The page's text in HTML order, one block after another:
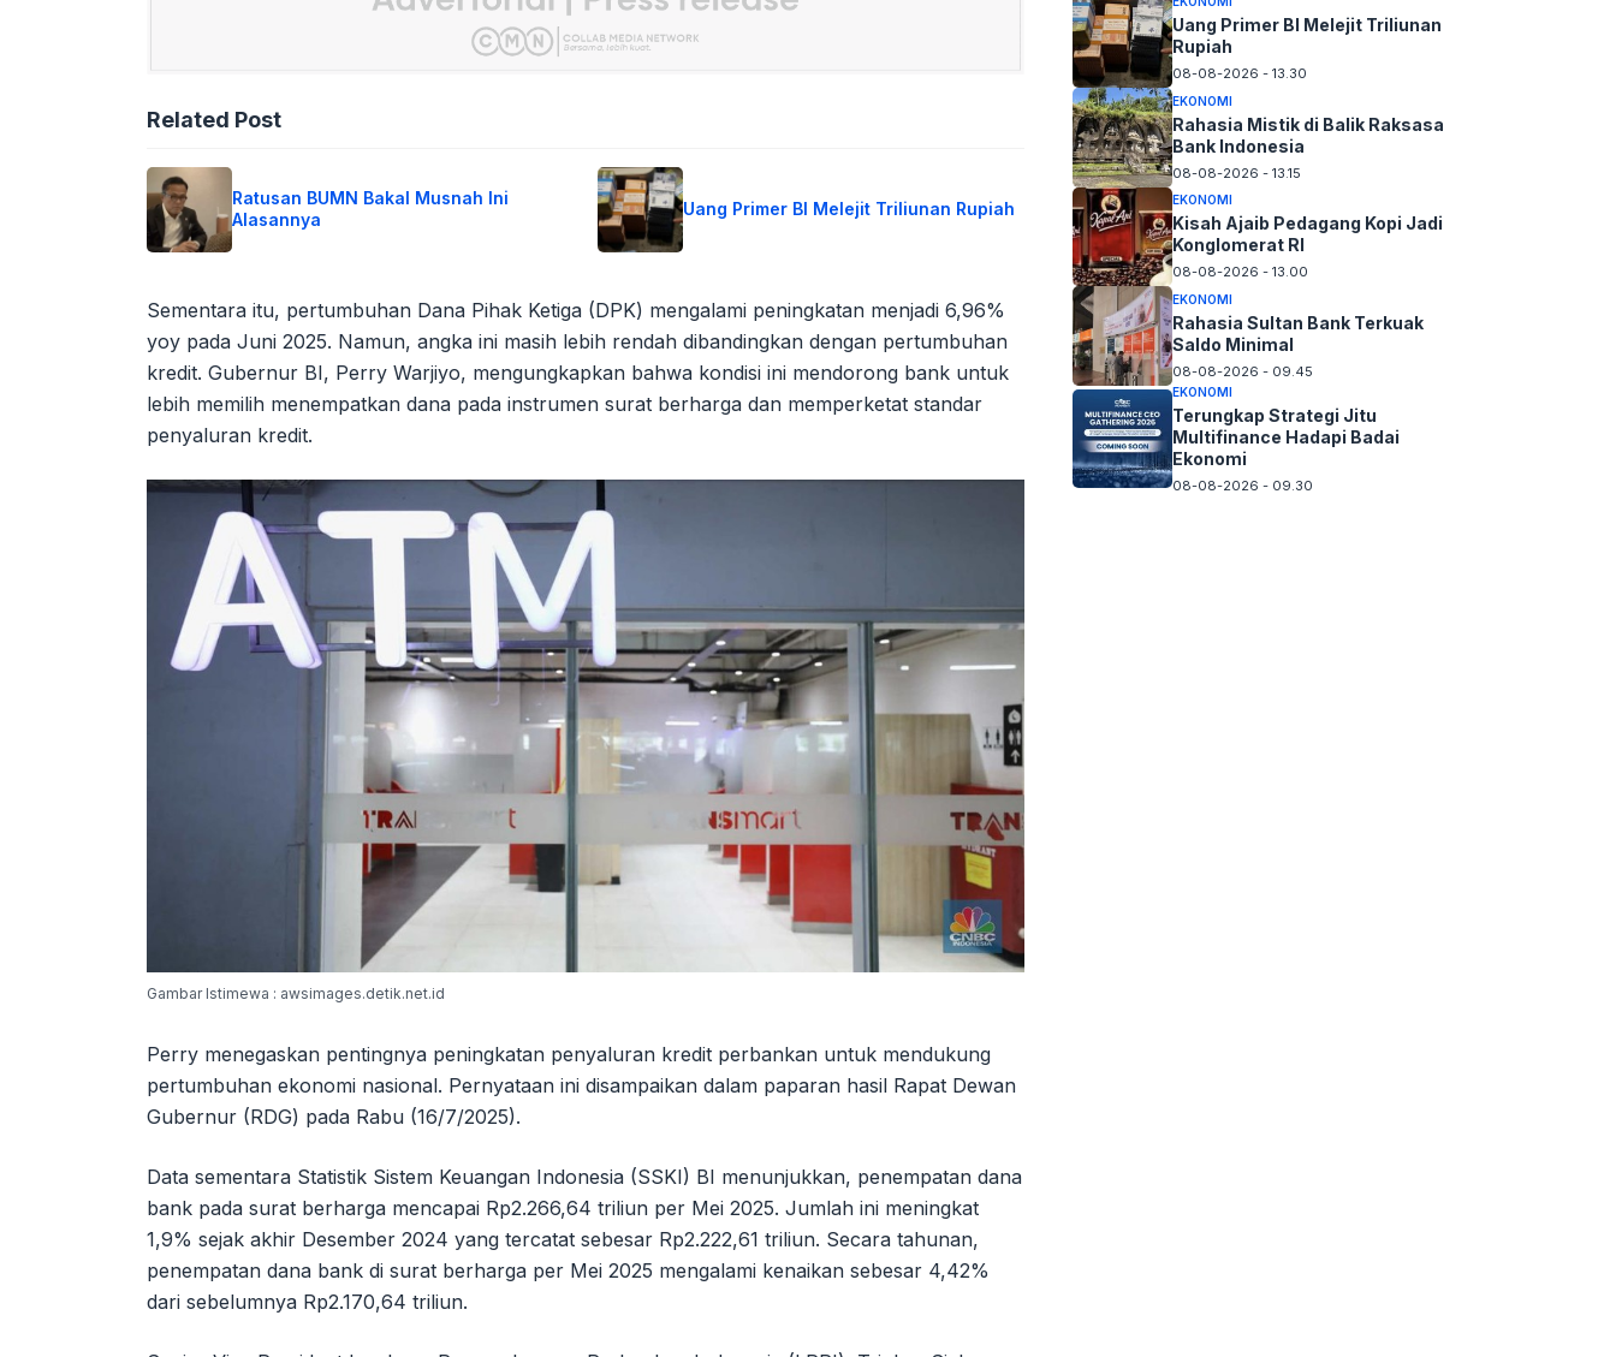
Related Post
Ratusan BUMN Bakal Musnah Ini
Alasannya
Uang Primer BI Melejit Triliunan Rupiah
Sementara itu, pertumbuhan Dana Pihak Ketiga (DPK) mengalami peningkatan menjadi 6,96%
yoy pada Juni 2025. Namun, angka ini masih lebih rendah dibandingkan dengan pertumbuhan
kredit. Gubernur BI, Perry Warjiyo, mengungkapkan bahwa kondisi ini mendorong bank untuk
lebih memilih menempatkan dana pada instrumen surat berharga dan memperketat standar
penyaluran kredit.
Gambar Istimewa : awsimages.detik.net.id
Perry menegaskan pentingnya peningkatan penyaluran kredit perbankan untuk mendukung
pertumbuhan ekonomi nasional. Pernyataan ini disampaikan dalam paparan hasil Rapat Dewan
Gubernur (RDG) pada Rabu (16/7/2025).
Data sementara Statistik Sistem Keuangan Indonesia (SSKI) BI menunjukkan, penempatan dana
bank pada surat berharga mencapai Rp2.266,64 triliun per Mei 2025. Jumlah ini meningkat
1,9% sejak akhir Desember 2024 yang tercatat sebesar Rp2.222,61 triliun. Secara tahunan,
penempatan dana bank di surat berharga per Mei 2025 mengalami kenaikan sebesar 4,42%
dari sebelumnya Rp2.170,64 triliun.
Uang Primer BI Melejit Triliunan
Rupiah
08-08-2026 - 13.30
EKONOMI
Rahasia Mistik di Balik Raksasa
Bank Indonesia
08-08-2026 - 13.15
EKONOMI
Kisah Ajaib Pedagang Kopi Jadi
Konglomerat RI
08-08-2026 - 13.00
EKONOMI
Rahasia Sultan Bank Terkuak
Saldo Minimal
08-08-2026 - 09.45
EKONOMI
Terungkap Strategi Jitu
Multifinance Hadapi Badai
Ekonomi
08-08-2026 - 09.30